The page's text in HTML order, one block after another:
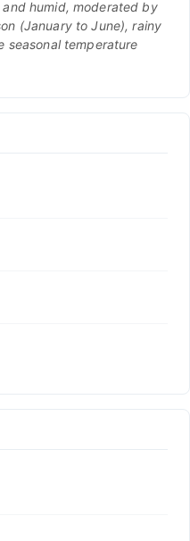
humid, moderated by
(January to June), rainy
seasonal temperature